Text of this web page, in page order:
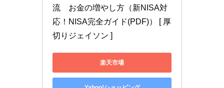
流　お金の増やし方（新NISA対
応！NISA完全ガイド(PDF)） [ 厚
切りジェイソン ]
楽天市場